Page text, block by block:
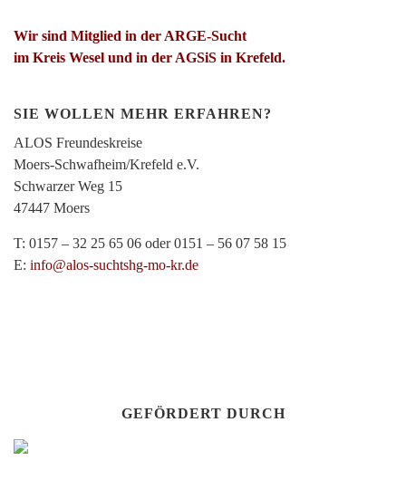
Wir sind Mitglied in der ARGE-Sucht
im Kreis Wesel und in der AGSiS in Krefeld.
SIE WOLLEN MEHR ERFAHREN?
ALOS Freundeskreise
Moers-Schwafheim/Krefeld e.V.
Schwarzer Weg 15
47447 Moers
T: 0157 – 32 25 65 06 oder 0151 – 56 07 58 15
E: info@alos-suchtshg-mo-kr.de
GEFÖRDERT DURCH